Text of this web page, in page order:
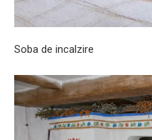
Soba de incalzire